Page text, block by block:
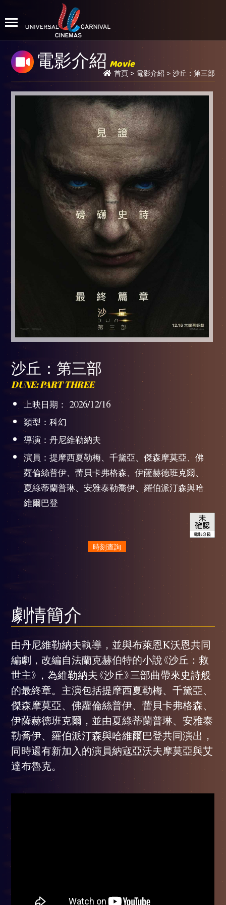
電影介紹 Movie
首頁> 電影介紹 > 沙丘：第三部
沙丘：第三部
DUNE: PART THREE
上映日期： 2026/12/16
類型：科幻
導演：丹尼維勒納夫
演員：提摩西夏勒梅、千黛亞、傑森摩莫亞、佛
蘿倫絲普伊、蕾貝卡弗格森、伊薩赫德班克爾、
夏綠蒂蘭普琳、安雅泰勒喬伊、羅伯派汀森與哈
維爾巴登
時刻查詢
劇情簡介
由丹尼維勒納夫執導，並與布萊恩K沃恩共同
編劇，改編自法蘭克赫伯特的小說《沙丘：救
世主》，為維勒納夫《沙丘》三部曲帶來史詩般
的最終章。主演包括提摩西夏勒梅、千黛亞、
傑森摩莫亞、佛蘿倫絲普伊、蕾貝卡弗格森、
伊薩赫德班克爾，並由夏綠蒂蘭普琳、安雅泰
勒喬伊、羅伯派汀森與哈維爾巴登共同演出，
同時還有新加入的演員納寇亞沃夫摩莫亞與艾
達布魯克。